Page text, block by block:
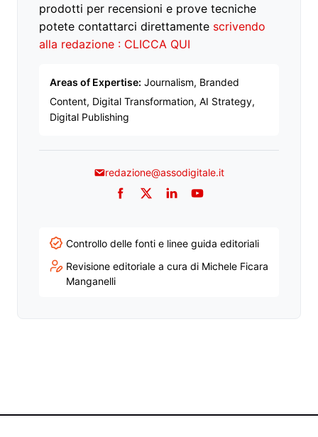
prodotti per recensioni e prove tecniche
potete contattarci direttamente scrivendo
alla redazione : CLICCA QUI
Areas of Expertise: Journalism, Branded
Content, Digital Transformation, AI Strategy,
Digital Publishing
redazione@assodigitale.it
Facebook
TwitterLinkedInYouTube
Controllo delle fonti e linee guida editoriali
Revisione editoriale a cura di Michele Ficara
Manganelli